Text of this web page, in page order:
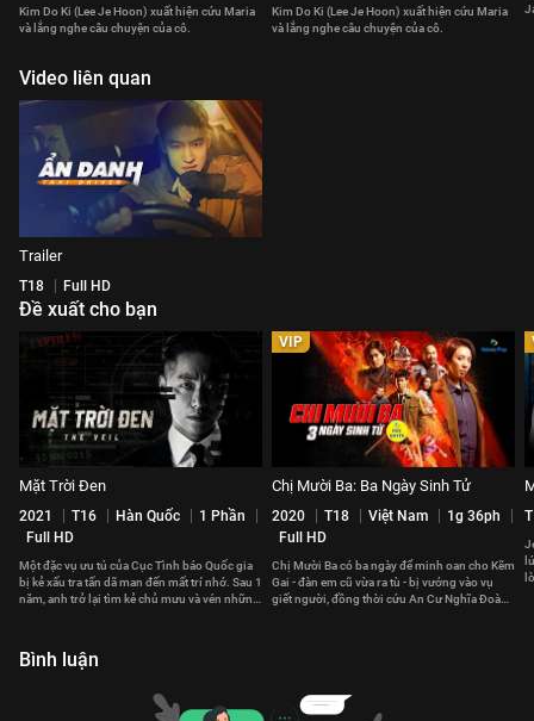
Kim Do Ki (Lee Je Hoon) xuất hiện cứu Maria
và lắng nghe câu chuyện của cô.
Kim Do Ki (Lee Je Hoon) xuất hiện cứu Maria
và lắng nghe câu chuyện của cô.
Video liên quan
Trailer
T18 Full HD
Đề xuất cho bạn
Mặt Trời Đen
2021 T16 Hàn Quốc
1 Phần
Full HD
Một đặc vụ ưu tú của Cục Tình báo Quốc gia
bị kẻ xấu tra tấn dã man đến mất trí nhớ. Sau 1
năm, anh trở lại tìm kẻ chủ mưu và vén những
VIP
Chị Mười Ba: Ba Ngày Sinh Tử
2020 T18 Việt Nam
1g 36ph
Full HD
Chị Mười Ba có ba ngày để minh oan cho Kẽm
Gai - đàn em cũ vừa ra tù - bị vướng vào vụ
giết người, đồng thời cứu An Cư Nghĩa Đoàn
Bình luận